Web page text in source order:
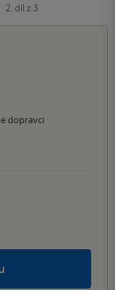
2. díl z 3
dopravci